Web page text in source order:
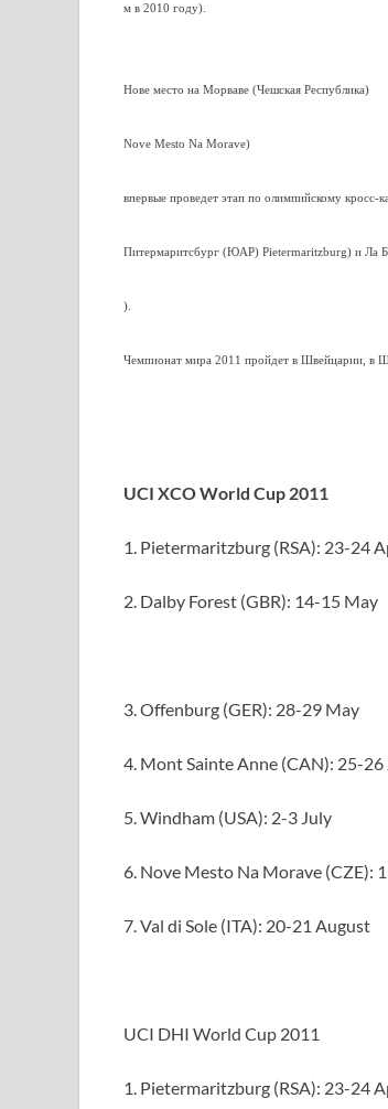
м в 2010 году).
Нове место на Морваве (Чешская Республика)
Nove Mesto Na Morave)
впервые проведет этап по олимпийскому кросс-
Питермаритсбург (ЮАР) Pietermaritzburg) и Ла
).
Чемпионат мира 2011 пройдет в Швейцарии, в
UCI XCO World Cup 2011
1. Pietermaritzburg (RSA): 23-24
2. Dalby Forest (GBR): 14-15 May
3. Offenburg (GER): 28-29 May
4. Mont Sainte Anne (CAN): 25-26
5. Windham (USA): 2-3 July
6. Nove Mesto Na Morave (CZE):
7. Val di Sole (ITA): 20-21 August
UCI DHI World Cup 2011
1. Pietermaritzburg (RSA): 23-24